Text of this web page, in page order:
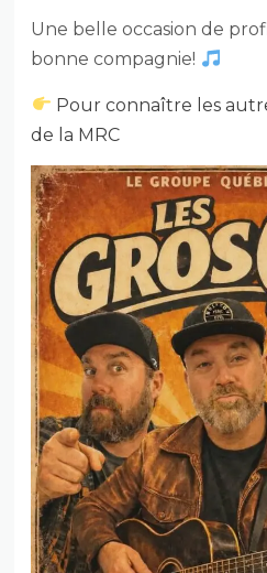
Une belle occasion de
bonne compagnie!
Pour connaître les
de la MRC